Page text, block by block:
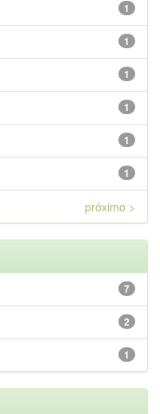
1
1
1
1
1
1
próximo >
7
2
1